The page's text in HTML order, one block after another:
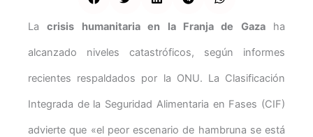
Lacrisis humanitaria en la Franja de Gazaha
alcanzado niveles catastróficos, según informes
recientes respaldados por la ONU. La Clasificación
Integrada de la Seguridad Alimentaria en Fases (CIF)
advierte que «el peor escenario de hambruna se está